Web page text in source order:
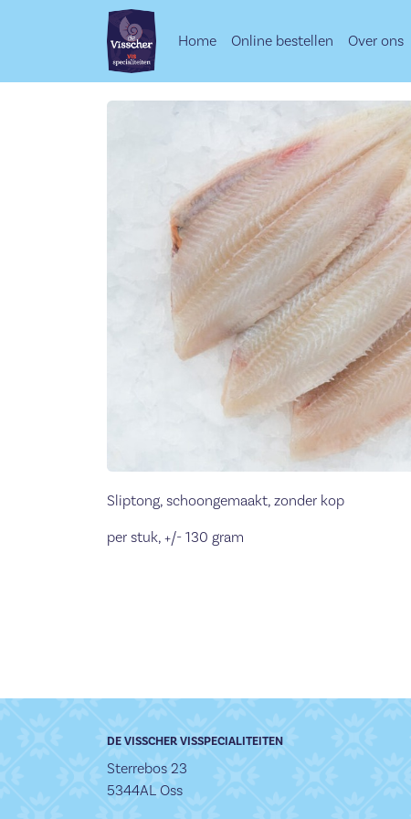
Home Online bestellen Over ons
Sliptong, schoongemaakt, zonder kop
per stuk, +/- 130 gram
DE VISSCHER VISSPECIALITEITEN
Sterrebos 23
5344AL Oss